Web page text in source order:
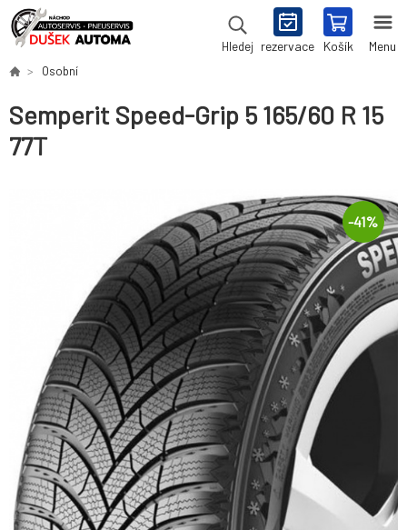
Hledej rezervace Košík Menu
Osobní
Semperit Speed-Grip 5 165/60 R 15
77T
-41%